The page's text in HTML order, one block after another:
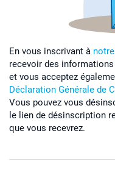
En vous inscrivant à
recevoir des
et vous acceptez
Déclaration Générale de
Vous pouvez vous
le lien de désinscription
que vous recevrez.